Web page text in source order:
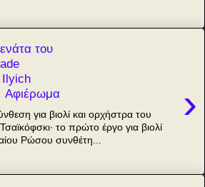
του
Ilyich
Αφιέρωμα
›
για βιολί και ορχήστρα του
Τσαϊκόφσκι· το πρώτο έργο για βιολί
Ρώσου συνθέτη...